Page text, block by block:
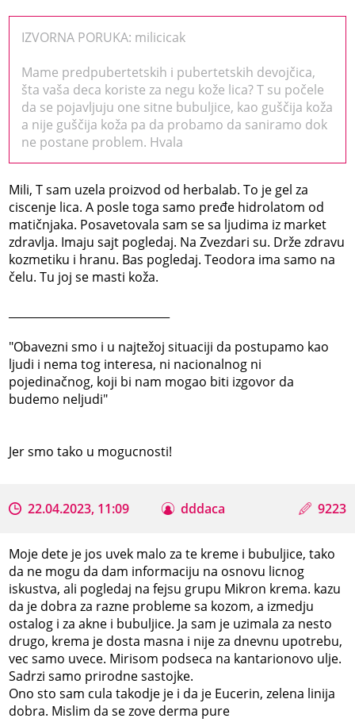
IZVORNA PORUKA: milicicak
Mame predpubertetskih i pubertetskih devojčica,
šta vaša deca koriste za negu kože lica? T su počele
da se pojavljuju one sitne bubuljice, kao guščija koža
a nije guščija koža pa da probamo da saniramo dok
ne postane problem. Hvala
Mili, T sam uzela proizvod od herbalab. To je gel za
ciscenje lica. A posle toga samo pređe hidrolatom od
matičnjaka. Posavetovala sam se sa ljudima iz market
zdravlja. Imaju sajt pogledaj. Na Zvezdari su. Drže zdravu
kozmetiku i hranu. Bas pogledaj. Teodora ima samo na
čelu. Tu joj se masti koža.
"Obavezni smo i u najtežoj situaciji da postupamo kao
ljudi i nema tog interesa, ni nacionalnog ni
pojedinačnog, koji bi nam mogao biti izgovor da
budemo neljudi"
Jer smo tako u mogucnosti!
22.04.2023, 11:09 dddaca 9223
Moje dete je jos uvek malo za te kreme i bubuljice, tako
da ne mogu da dam informaciju na osnovu licnog
iskustva, ali pogledaj na fejsu grupu Mikron krema. kazu
da je dobra za razne probleme sa kozom, a izmedju
ostalog i za akne i bubuljice. Ja sam je uzimala za nesto
drugo, krema je dosta masna i nije za dnevnu upotrebu,
vec samo uvece. Mirisom podseca na kantarionovo ulje.
Sadrzi samo prirodne sastojke.
Ono sto sam cula takodje je i da je Eucerin, zelena linija
dobra. Mislim da se zove derma pure